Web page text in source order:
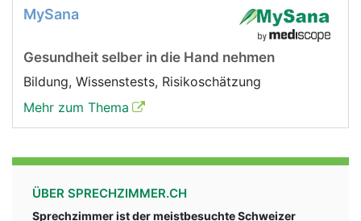
MySana
Gesundheit selber in die Hand nehmen
Bildung, Wissenstests, Risikoschätzung
Mehr zum Thema
ÜBER SPRECHZIMMER.CH
Sprechzimmer ist der meistbesuchte Schweizer